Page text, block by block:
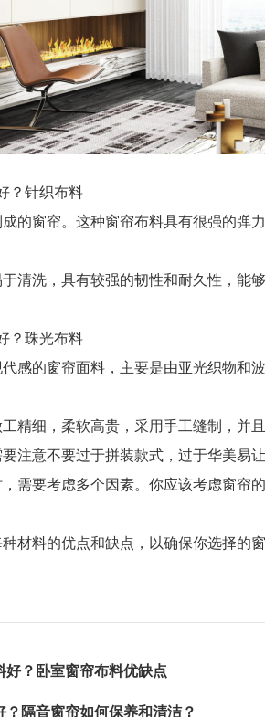
针织布料
窗帘。这种窗帘布料具有很强的弹
洗，具有较强的韧性和耐久性，能
珠光布料
的窗帘面料，主要是由亚光织物和
细，柔软高贵，采用手工缝制，并
注意不要过于拼装款式，过于华美易让
要考虑多个因素。你应该考虑窗帘
料的优点和缺点，以确保你选择的窗
好？卧室窗帘布料优缺点
？隔音窗帘如何保养和清洁？